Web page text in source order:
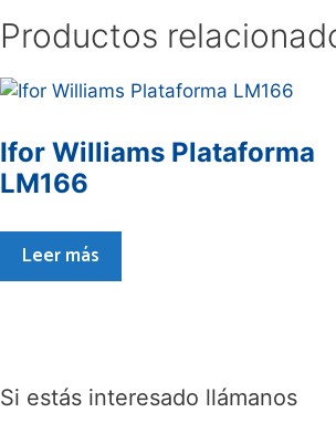
Productos
Ifor Williams Plataforma
LM166
Leer más
Si estás interesado llámanos